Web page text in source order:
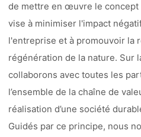
de mettre en œuvre le concept
vise à minimiser l'impact
l'entreprise et à promouvoir la
régénération de la nature. Sur
collaborons avec toutes les
l’ensemble de la chaîne de
réalisation d’une société
Guidés par ce principe, nous